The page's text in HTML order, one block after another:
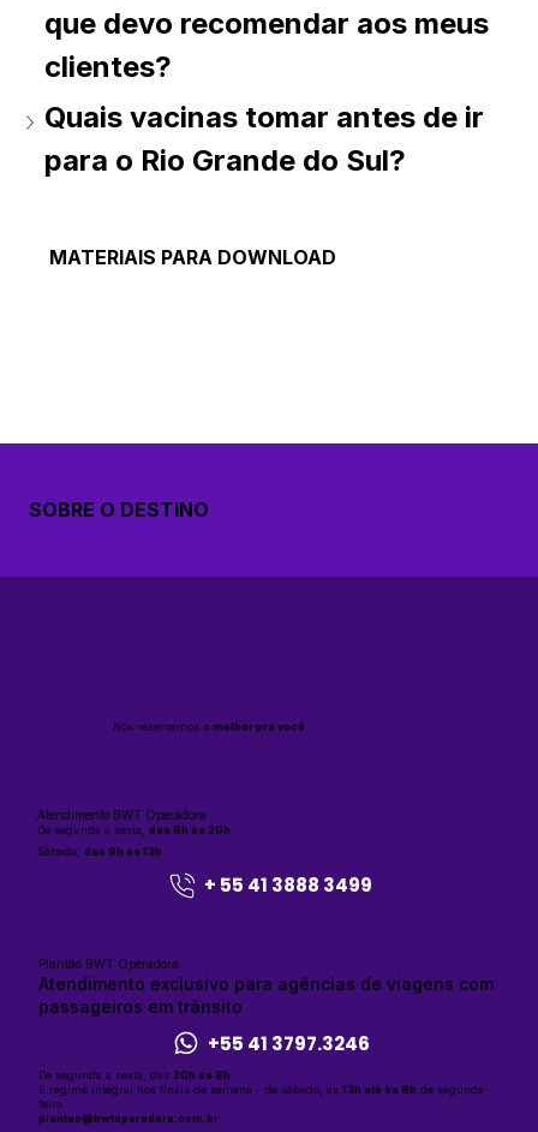
SOBRE O DESTINO
MATERIAIS PARA DOWNLOAD
que devo recomendar aos meus
clientes?
Quais vacinas tomar antes de ir
para o Rio Grande do Sul?
Nós reservamoso melhor pra você.
Atendimento BWT Operadora
De segunda a sexta,das 8h às 20h
Sábado,das 9h às 13h
+ 55 41 3888 3499
Plantão BWT Operadora
Atendimento exclusivo para agências de viagens com
passageiros em trânsito
De segunda a sexta, das 20h às 8h
E regime integral nos finais de semana - de sábado, às 13h até às 8h de segunda-
feira
plantao@bwtoperadora.com.br
+55 41 3797.3246